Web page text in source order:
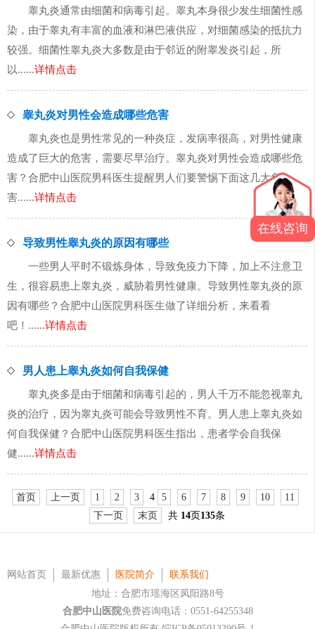
睾丸炎通常由细菌和病毒引起。睾丸本身很少发生细菌性感
染，由于睾丸有丰富的血液和淋巴液供应，对细菌感染的抵抗力
较强。细菌性睾丸炎大多数是由于邻近的附睾发炎引起，所
以......详情点击
睾丸炎对男性会造成哪些危害
睾丸炎也是男性常见的一种炎症，发病率很高，对男性健康
造成了巨大的危害，需要尽早治疗。睾丸炎对男性会造成哪些危
害？合肥中山医院男科医生提醒男人们要警惕下面这几大危
害......详情点击
导致男性睾丸炎的原因有哪些
一些男人平时不锻炼身体，导致免疫力下降，加上不注意卫
生，很容易患上睾丸炎，威胁着男性健康。导致男性睾丸炎的原
因有哪些？合肥中山医院男科医生做了详细分析，来看看
吧！......详情点击
男人患上睾丸炎如何自我保健
睾丸炎多是由于细菌和病毒引起的，男人千万不能忽视睾丸
炎的治疗，因为睾丸炎可能会导致男性不育。男人患上睾丸炎如
何自我保健？合肥中山医院男科医生指出，患者学会自我保
健......详情点击
首页 上一页 1 2 3 4 5 6 7 8 9 10
11
下一页
末页 共 14页135条
网站首页 最新优惠 医院简介
联系我们
地址：合肥市瑶海区凤阳路8号
合肥中山医院免费咨询电话：0551-64255348
在线咨询